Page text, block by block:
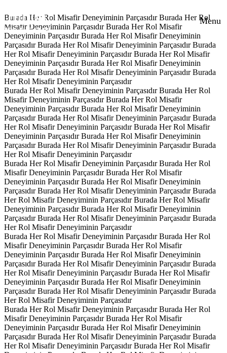
Menu
Burada Her Rol Misafir Deneyiminin Parçasıdır Burada Her Rol
Misafir Deneyiminin Parçasıdır Burada Her Rol Misafir
Deneyiminin Parçasıdır Burada Her Rol Misafir Deneyiminin
Parçasıdır Burada Her Rol Misafir Deneyiminin Parçasıdır Burada
Her Rol Misafir Deneyiminin Parçasıdır Burada Her Rol Misafir
Deneyiminin Parçasıdır Burada Her Rol Misafir Deneyiminin
Parçasıdır Burada Her Rol Misafir Deneyiminin Parçasıdır Burada
Her Rol Misafir Deneyiminin Parçasıdır
Burada Her Rol Misafir Deneyiminin Parçasıdır Burada Her Rol
Misafir Deneyiminin Parçasıdır Burada Her Rol Misafir
Deneyiminin Parçasıdır Burada Her Rol Misafir Deneyiminin
Parçasıdır Burada Her Rol Misafir Deneyiminin Parçasıdır Burada
Her Rol Misafir Deneyiminin Parçasıdır Burada Her Rol Misafir
Deneyiminin Parçasıdır Burada Her Rol Misafir Deneyiminin
Parçasıdır Burada Her Rol Misafir Deneyiminin Parçasıdır Burada
Her Rol Misafir Deneyiminin Parçasıdır
Burada Her Rol Misafir Deneyiminin Parçasıdır Burada Her Rol
Misafir Deneyiminin Parçasıdır Burada Her Rol Misafir
Deneyiminin Parçasıdır Burada Her Rol Misafir Deneyiminin
Parçasıdır Burada Her Rol Misafir Deneyiminin Parçasıdır Burada
Her Rol Misafir Deneyiminin Parçasıdır Burada Her Rol Misafir
Deneyiminin Parçasıdır Burada Her Rol Misafir Deneyiminin
Parçasıdır Burada Her Rol Misafir Deneyiminin Parçasıdır Burada
Her Rol Misafir Deneyiminin Parçasıdır
Burada Her Rol Misafir Deneyiminin Parçasıdır Burada Her Rol
Misafir Deneyiminin Parçasıdır Burada Her Rol Misafir
Deneyiminin Parçasıdır Burada Her Rol Misafir Deneyiminin
Parçasıdır Burada Her Rol Misafir Deneyiminin Parçasıdır Burada
Her Rol Misafir Deneyiminin Parçasıdır Burada Her Rol Misafir
Deneyiminin Parçasıdır Burada Her Rol Misafir Deneyiminin
Parçasıdır Burada Her Rol Misafir Deneyiminin Parçasıdır Burada
Her Rol Misafir Deneyiminin Parçasıdır
Burada Her Rol Misafir Deneyiminin Parçasıdır Burada Her Rol
Misafir Deneyiminin Parçasıdır Burada Her Rol Misafir
Deneyiminin Parçasıdır Burada Her Rol Misafir Deneyiminin
Parçasıdır Burada Her Rol Misafir Deneyiminin Parçasıdır Burada
Her Rol Misafir Deneyiminin Parçasıdır Burada Her Rol Misafir